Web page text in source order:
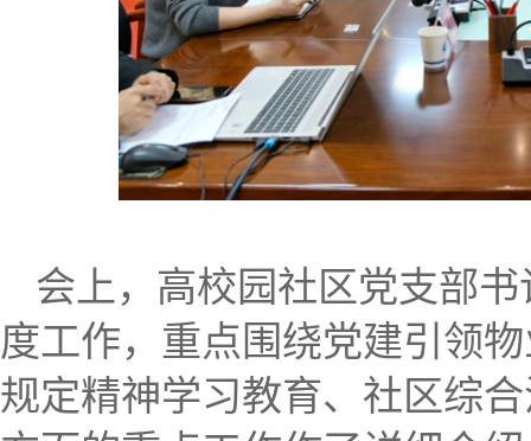
会上，高校园社区党支部
度工作，重点围绕党建引领
规定精神学习教育、社区综